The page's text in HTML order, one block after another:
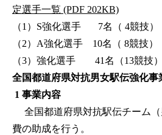
定選手一覧 (PDF 202KB)
（1）S強化選手 7名（ 4競技）
（2）A強化選手 10名（ 8競技）
（3）強化選手 41名（13競技）
全国都道府県対抗男女駅伝強化事
1 事業内容
全国都道府県対抗駅伝チーム（
費の助成を行う。